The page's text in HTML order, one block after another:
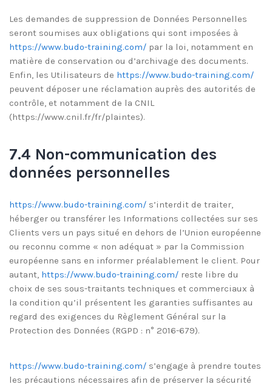
Les demandes de suppression de Données Personnelles
seront soumises aux obligations qui sont imposées à
https://www.budo-training.com/ par la loi, notamment en
matière de conservation ou d’archivage des documents.
Enfin, les Utilisateurs de https://www.budo-training.com/
peuvent déposer une réclamation auprès des autorités de
contrôle, et notamment de la CNIL
(https://www.cnil.fr/fr/plaintes).
7.4 Non-communication des
données personnelles
https://www.budo-training.com/ s’interdit de traiter,
héberger ou transférer les Informations collectées sur ses
Clients vers un pays situé en dehors de l’Union européenne
ou reconnu comme « non adéquat » par la Commission
européenne sans en informer préalablement le client. Pour
autant, https://www.budo-training.com/ reste libre du
choix de ses sous-traitants techniques et commerciaux à
la condition qu’il présentent les garanties suffisantes au
regard des exigences du Règlement Général sur la
Protection des Données (RGPD : n° 2016-679).
https://www.budo-training.com/ s’engage à prendre toutes
les précautions nécessaires afin de préserver la sécurité